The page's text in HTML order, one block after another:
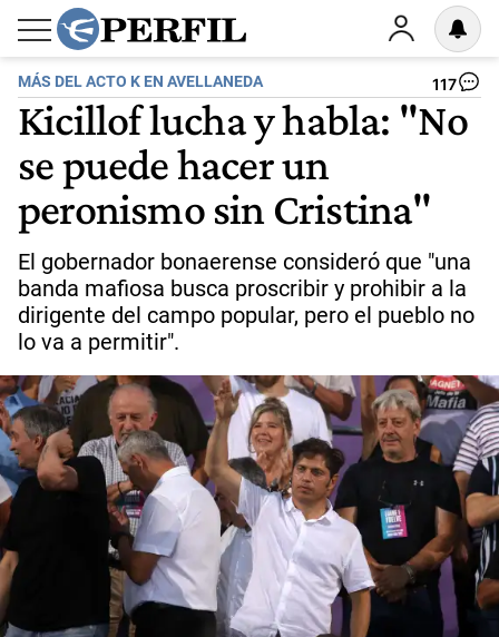
MÁS DEL ACTO K EN AVELLANEDA 117
Kicillof lucha y habla: "No
se puede hacer un
peronismo sin Cristina"
El gobernador bonaerense consideró que "una
banda mafiosa busca proscribir y prohibir a la
dirigente del campo popular, pero el pueblo no
lo va a permitir".